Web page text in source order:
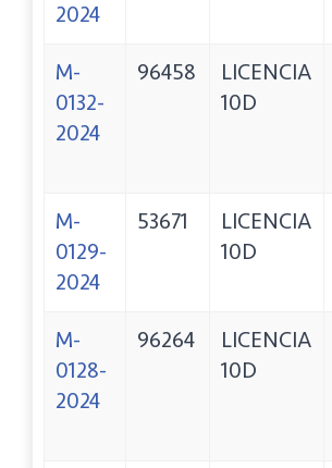
2024
M-
0132-
2024
96458
LICENCIA
10D
M-
0129-
2024
53671
LICENCIA
10D
M-
0128-
2024
96264
LICENCIA
10D